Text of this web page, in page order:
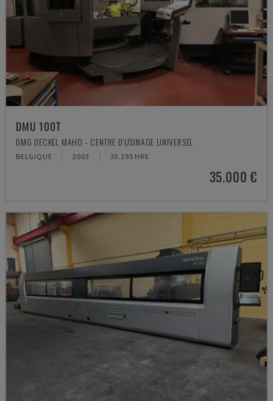
DMU 100T
DMG DECKEL MAHO - CENTRE D'USINAGE UNIVERSEL
BELGIQUE 2003 30.195 HRS
35.000 €